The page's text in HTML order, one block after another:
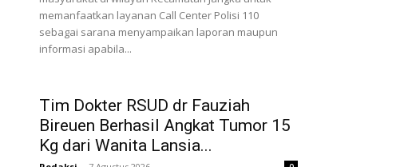
memanfaatkan layanan Call Center Polisi 110
sebagai sarana menyampaikan laporan maupun
informasi apabila...
Tim Dokter RSUD dr Fauziah
Bireuen Berhasil Angkat Tumor 15
Kg dari Wanita Lansia...